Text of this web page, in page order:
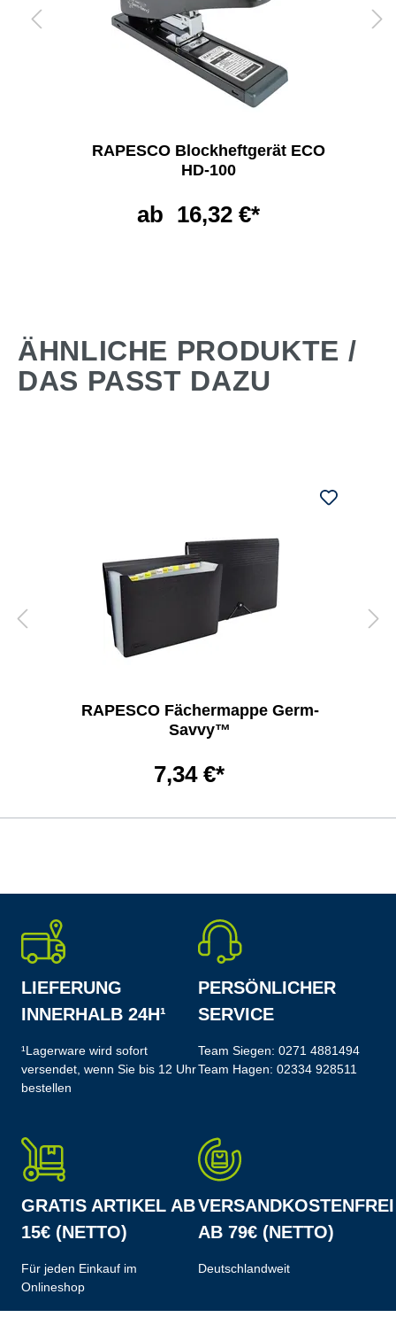
RAPESCO Blockheftgerät ECO
HD-100
ab 16,32 €*
ÄHNLICHE PRODUKTE /
DAS PASST DAZU
RAPESCO Fächermappe Germ-
Savvy™
7,34 €*
LIEFERUNG
INNERHALB 24H¹
¹Lagerware wird sofort
versendet, wenn Sie bis 12 Uhr
bestellen
PERSÖNLICHER
SERVICE
Team Siegen: 0271 4881494
Team Hagen: 02334 928511
GRATIS ARTIKEL AB
15€ (NETTO)
Für jeden Einkauf im
Onlineshop
VERSANDKOSTENFREI
AB 79€ (NETTO)
Deutschlandweit